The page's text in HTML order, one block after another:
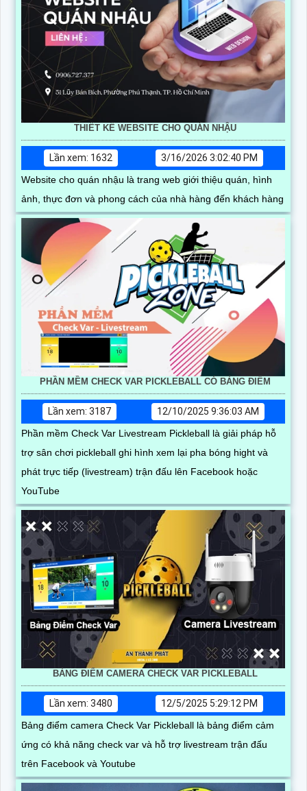
THIẾT KẾ WEBSITE CHO QUÁN NHẬU
Lần xem: 1632
3/16/2026 3:02:40 PM
Website cho quán nhậu là trang web giới thiệu quán, hình
ảnh, thực đơn và phong cách của nhà hàng đến khách hàng
PHẦN MỀM CHECK VAR PICKLEBALL CÓ BẢNG ĐIỂM
Lần xem: 3187
12/10/2025 9:36:03 AM
Phần mềm Check Var Livestream Pickleball là giải pháp hỗ
trợ sân chơi pickleball ghi hình xem lại pha bóng hight và
phát trực tiếp (livestream) trận đấu lên Facebook hoặc
YouTube
BẢNG ĐIỂM CAMERA CHECK VAR PICKLEBALL
Lần xem: 3480
12/5/2025 5:29:12 PM
Bảng điểm camera Check Var Pickleball là bảng điểm cảm
ứng có khả năng check var và hỗ trợ livestream trận đấu
trên Facebook và Youtube